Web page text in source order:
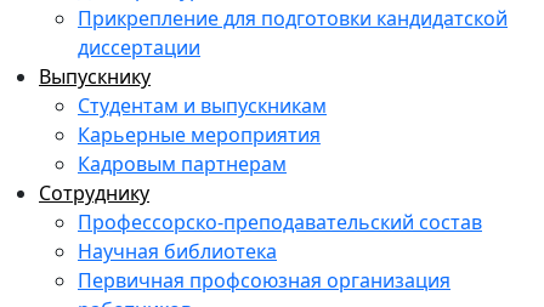
Прикрепление для подготовки кандидатской
диссертации
Выпускнику
Студентам и выпускникам
Карьерные мероприятия
Кадровым партнерам
Сотруднику
Профессорско-преподавательский состав
Научная библиотека
Первичная профсоюзная организация